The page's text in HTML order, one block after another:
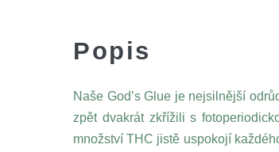
Popis
Naše God’s Glue je nejsilnější
zpět dvakrát zkřížili s
množství THC jistě uspokojí